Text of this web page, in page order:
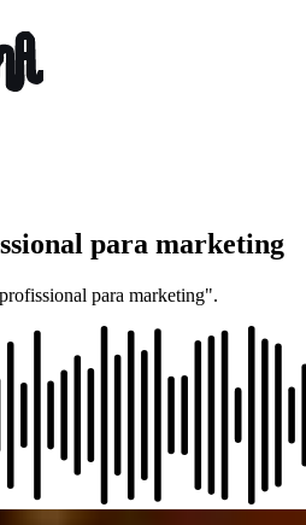
para marketing
para marketing".